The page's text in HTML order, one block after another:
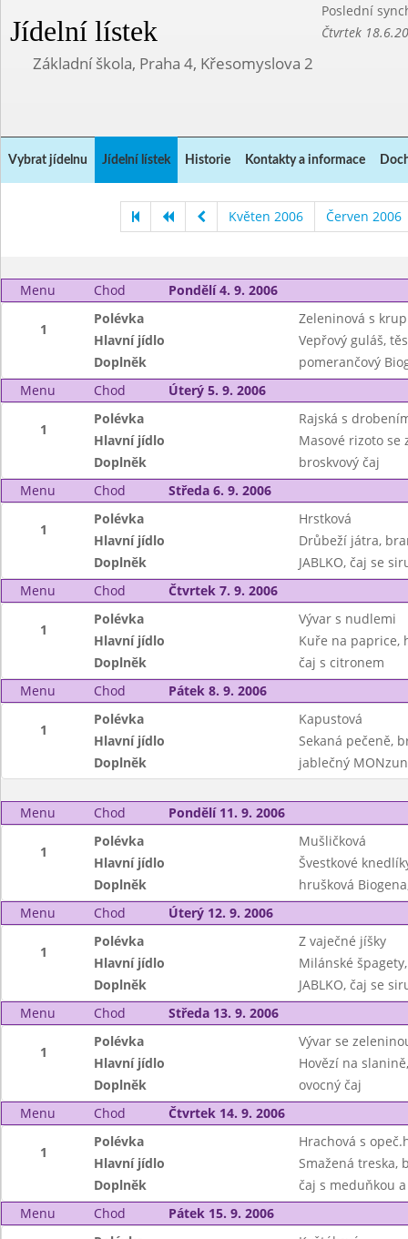
Jídelní lístek
Poslední
Čtvrtek
Základní škola, Praha 4, Křesomyslova 2
Vybrat jídelnu Jídelní lístek Historie Kontakty a informace
Květen 2006 Červen 2006
Menu Chod Pondělí 4. 9. 2006
1
Polévka
Zeleninová s
Hlavní jídlo
Vepřový guláš,
Doplněk
pomerančový
Menu
Chod Úterý 5. 9. 2006
1
Polévka
Rajská s
Hlavní jídlo
Masové rizoto se
Doplněk
broskvový čaj
Menu
Chod Středa 6. 9. 2006
1
Polévka
Hrstková
Hlavní jídlo
Drůbeží játra,
Doplněk
JABLKO, čaj se
Menu
Chod Čtvrtek 7. 9. 2006
1
Polévka
Vývar s nudlemi
Hlavní jídlo
Kuře na paprice,
Doplněk
čaj s citronem
Menu
Chod Pátek 8. 9. 2006
1
Polévka
Kapustová
Hlavní jídlo
Sekaná pečeně,
Doplněk
jablečný MONzun
Menu Chod Pondělí 11. 9. 2006
1
Polévka
Mušličková
Hlavní jídlo
Švestkové
Doplněk
hrušková
Menu
Chod Úterý 12. 9. 2006
1
Polévka
Z vaječné jíšky
Hlavní jídlo
Milánské
Doplněk
JABLKO, čaj se
Menu
Chod Středa 13. 9. 2006
1
Polévka
Vývar se
Hlavní jídlo
Hovězí na
Doplněk
ovocný čaj
Menu
Chod Čtvrtek 14. 9. 2006
1
Polévka
Hrachová s
Hlavní jídlo
Smažená treska,
Doplněk
čaj s meduňkou
Menu
Chod Pátek 15. 9. 2006